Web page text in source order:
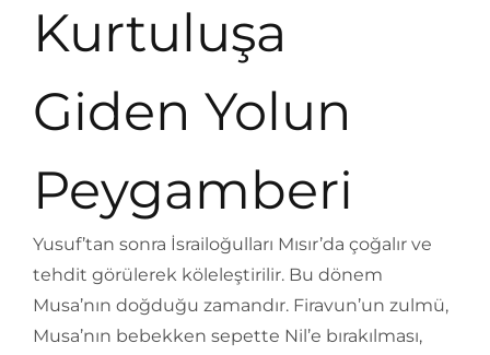
Kurtuluşa
Giden Yolun
Peygamberi
Yusuf’tan sonra İsrailoğulları Mısır’da çoğalır ve
tehdit görülerek köleleştirilir. Bu dönem
Musa’nın doğduğu zamandır. Firavun’un zulmü,
Musa’nın bebekken sepette Nil’e bırakılması,